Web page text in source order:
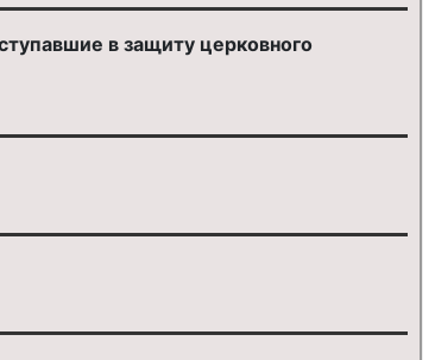
в защиту церковного